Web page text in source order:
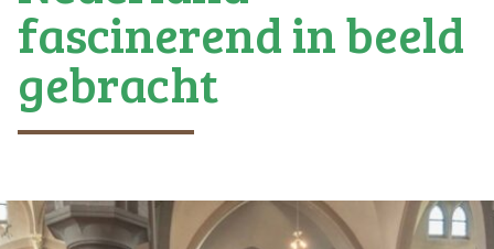
fascinerend in beeld
gebracht